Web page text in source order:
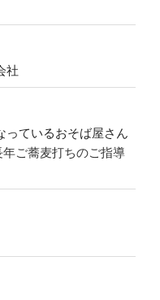
社
っているおそば屋さん
ご蕎麦打ちのご指導